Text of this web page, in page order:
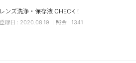
レンズ洗浄・保存液 CHECK！
2020.08.19 1341